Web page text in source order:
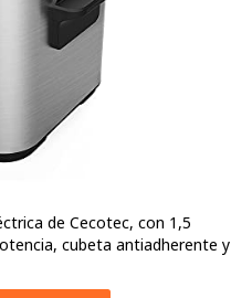
de Cecotec, con 1,5
cubeta antiadherente y